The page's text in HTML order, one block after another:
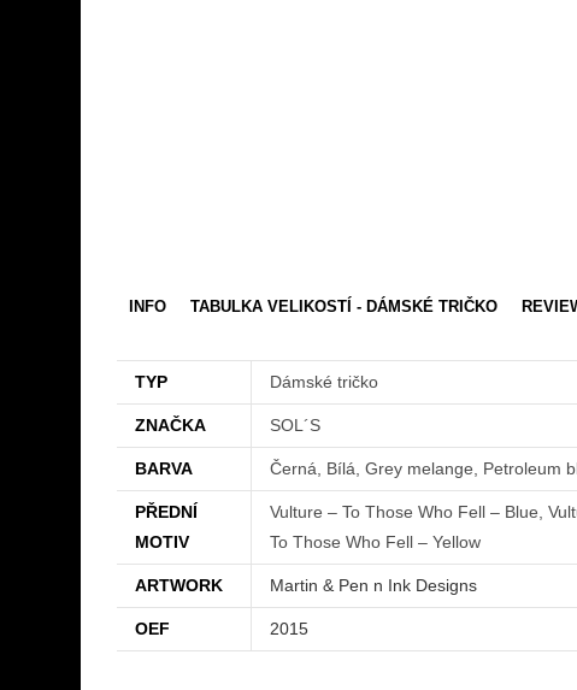
INFO TABULKA VELIKOSTÍ - DÁMSKÉ TRIČKO
TYP Dámské tričko
ZNAČKA SOL´S
BARVA Černá, Bílá, Grey melange, Petroleum
PŘEDNÍ
MOTIV
Vulture – To Those Who Fell – Blue,
To Those Who Fell – Yellow
ARTWORK Martin & Pen n Ink Designs
OEF 2015